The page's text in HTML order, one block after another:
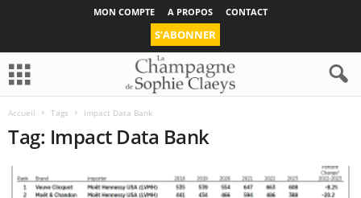
MON COMPTE A PROPOS CONTACT
S’ABONNER
Accueil Tags Impact Data Bank
Tag: Impact Data Bank